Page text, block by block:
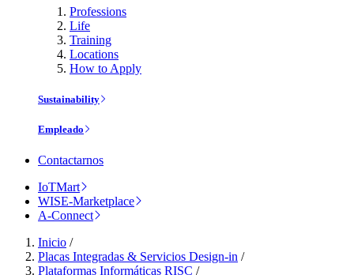
Professions
Life
Training
Locations
How to Apply
Sustainability
Empleado
Contactarnos
IoTMart
WISE-Marketplace
A-Connect
Inicio /
Placas Integradas & Servicios Design-in /
Plataformas Informáticas RISC /